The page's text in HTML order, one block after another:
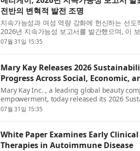
전반의 변혁적 발전 조명
지속가능성과 여성 역량 강화에 헌신하는 선
2026년 지속가능성 보고서를 발간했으며, 이
2025년 및 최근 성과를 조명하며 전 세계적으
07월 31일 15:35
Mary Kay Releases 2026
Progress Across Social, Economic,
Mary Kay Inc. , a leading global beauty
empowerment, today released its 2026
2030 goals and celebrating the 2025 and
07월 31일 15:35
White Paper Examines Early
Therapies in Autoimmune Disease